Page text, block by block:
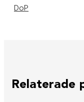
DoP
Relaterade